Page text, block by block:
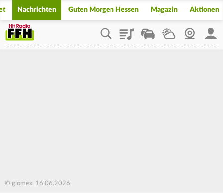
Nachrichten Guten Morgen Hessen Magazin Aktionen
PlaylistStaupilotWetterWebcam
© glomex, 16.06.2026